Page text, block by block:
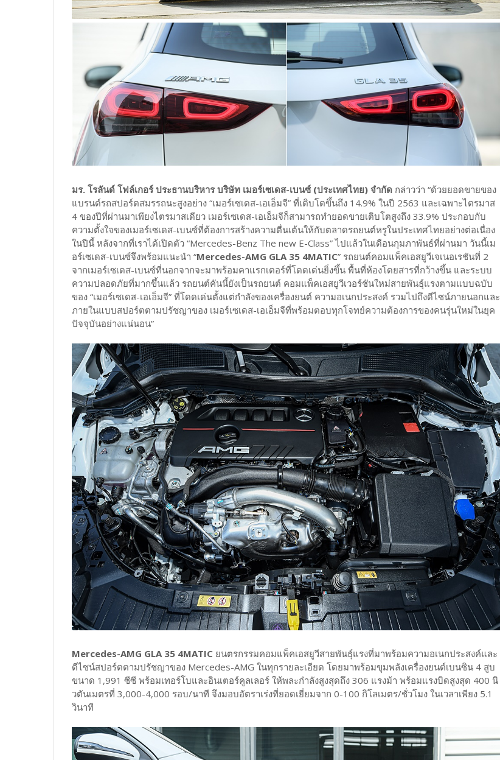
มร. โรลันด์ โฟล์เกอร์ ประธานบริหาร บริษัท เมอร์เซเดส-เบนซ์ (ประเทศไทย) จำกัด กล่าวว่า “ด้วยยอดขายของ
แบรนด์รถสปอร์ตสมรรถนะสูงอย่าง “เมอร์เซเดส-เอเอ็มจี” ที่เติบโตขึ้นถึง 14.9% ในปี 2563 และเฉพาะไตรมาส
4 ของปีที่ผ่านมาเพียงไตรมาสเดียว เมอร์เซเดส-เอเอ็มจีก็สามารถทำยอดขายเติบโตสูงถึง 33.9% ประกอบกับ
ความตั้งใจของเมอร์เซเดส-เบนซ์ที่ต้องการสร้างความตื่นเต้นให้กับตลาดรถยนต์หรูในประเทศไทยอย่างต่อเนื่อง
ในปีนี้ หลังจากที่เราได้เปิดตัว “Mercedes-Benz The new E-Class” ไปแล้วในเดือนกุมภาพันธ์ที่ผ่านมา วันนี้เม
อร์เซเดส-เบนซ์จึงพร้อมแนะนำ “Mercedes-AMG GLA 35 4MATIC” รถยนต์คอมแพ็คเอสยูวีเจเนอเรชันที่ 2
จากเมอร์เซเดส-เบนซ์ที่นอกจากจะมาพร้อมคาแรกเตอร์ที่โดดเด่นยิ่งขึ้น พื้นที่ห้องโดยสารที่กว้างขึ้น และระบบ
ความปลอดภัยที่มากขึ้นแล้ว รถยนต์คันนี้ยังเป็นรถยนต์ คอมแพ็คเอสยูวีเวอร์ชันใหม่สายพันธุ์แรงตามแบบฉบับ
ของ “เมอร์เซเดส-เอเอ็มจี” ที่โดดเด่นตั้งแต่กำลังของเครื่องยนต์ ความอเนกประสงค์ รวมไปถึงดีไซน์ภายนอกและ
ภายในแบบสปอร์ตตามปรัชญาของ เมอร์เซเดส-เอเอ็มจีที่พร้อมตอบทุกโจทย์ความต้องการของคนรุ่นใหม่ในยุค
ปัจจุบันอย่างแน่นอน”
Mercedes-AMG GLA 35 4MATIC ยนตรกรรมคอมแพ็คเอสยูวีสายพันธุ์แรงที่มาพร้อมความอเนกประสงค์และ
ดีไซน์สปอร์ตตามปรัชญาของ Mercedes-AMG ในทุกรายละเอียด โดยมาพร้อมขุมพลังเครื่องยนต์เบนซิน 4 สูบ
ขนาด 1,991 ซีซี พร้อมเทอร์โบและอินเตอร์คูลเลอร์ ให้พละกำลังสูงสุดถึง 306 แรงม้า พร้อมแรงบิดสูงสุด 400 นิ
วตันเมตรที่ 3,000-4,000 รอบ/นาที จึงมอบอัตราเร่งที่ยอดเยี่ยมจาก 0-100 กิโลเมตร/ชั่วโมง ในเวลาเพียง 5.1
วินาที